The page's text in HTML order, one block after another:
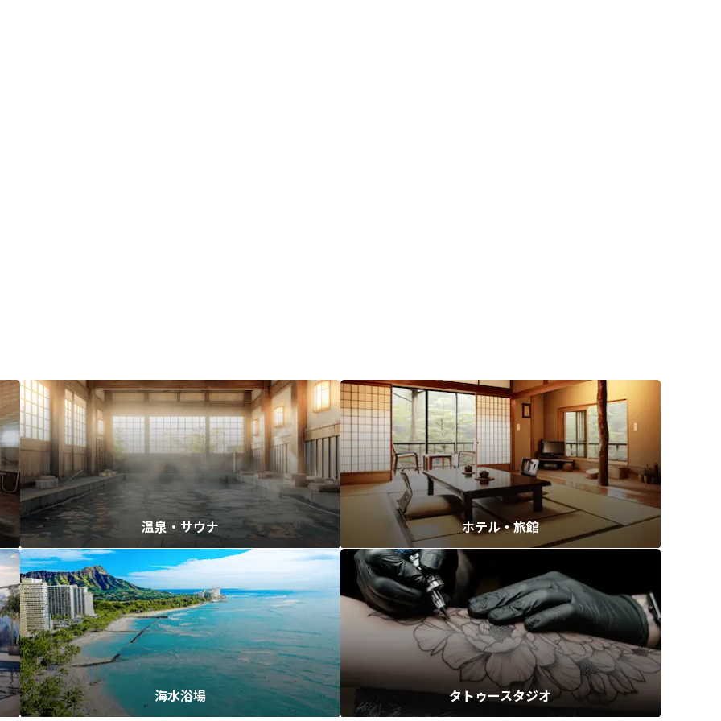
温泉・サウナ ホテル・旅館
海水浴場 タトゥースタジオ